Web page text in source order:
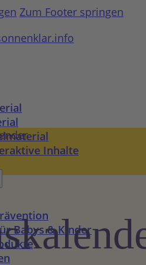
Zum Footer springen
Inhalte
Babys & Kinder